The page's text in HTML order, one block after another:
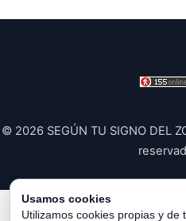
© 2026 SEGÚN TU SIGNO DEL
Política de Privacidad |
Usamos cookies
Utilizamos cookies propias y de